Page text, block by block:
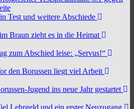
Test und weitere Abschiede
Braun zieht es in die Heimat
zum Abschied leise: „Servus!“
den Borussen liegt viel Arbeit
Jugend ins neue Jahr gestartet
Lehrgeld und ein erster Neuzugang